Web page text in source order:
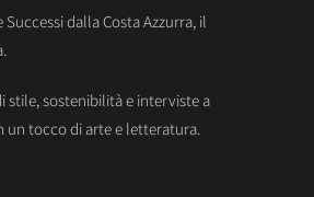
dalla Costa Azzurra, il
stile, sostenibilità e interviste a
un tocco di arte e letteratura.